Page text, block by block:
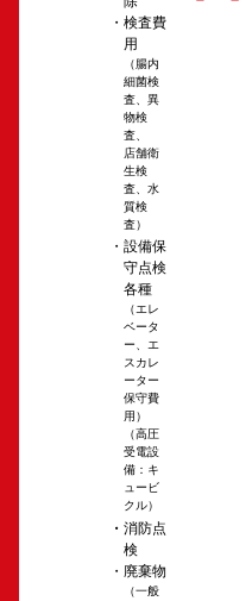
検査費
用
（腸内
細菌検
査、異
物検
査、
店舗衛
生検
査、水
質検
査）
設備保
守点検
各種
（エレ
ベータ
ー、エ
スカレ
ーター
保守費
用）
（高圧
受電設
備：キ
ュービ
クル）
消防点
検
廃棄物
（一般